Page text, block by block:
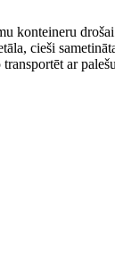
konteineru
cieši
transportēt ar